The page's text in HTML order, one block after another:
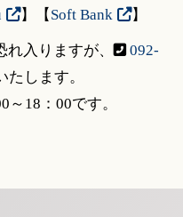
】【 Soft Bank 】
れ入りますが、
092-
たします。
18：00です。